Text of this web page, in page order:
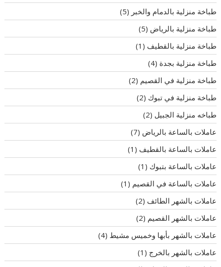
طباخة منزلية بالدمام والخبر (5)
طباخة منزلية بالرياض (5)
طباخة منزلية بالقطيف (1)
طباخة منزلية بجدة (4)
طباخة منزلية في القصيم (2)
طباخة منزلية في تبوك (2)
طباخه منزلية الجبيل (2)
عاملات بالساعة بالرياض (7)
عاملات بالساعة بالقطيف (1)
عاملات بالساعة بتبوك (1)
عاملات بالساعة في القصيم (1)
عاملات بالشهر الطائف (2)
عاملات بالشهر القصيم (2)
عاملات بالشهر بأبها وخميس مشيط (4)
عاملات بالشهر بالخرج (1)